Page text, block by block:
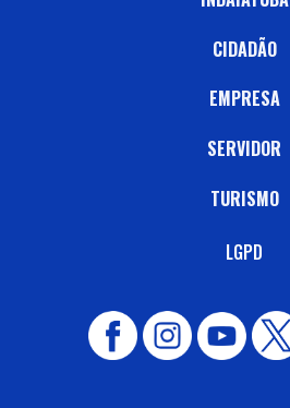
CIDADÃO
EMPRESA
SERVIDOR
TURISMO
LGPD